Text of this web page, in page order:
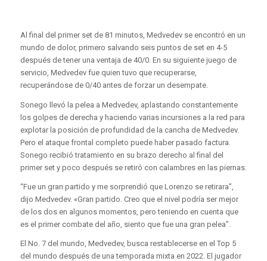
Al final del primer set de 81 minutos, Medvedev se encontró en un
mundo de dolor, primero salvando seis puntos de set en 4-5
después de tener una ventaja de 40/0. En su siguiente juego de
servicio, Medvedev fue quien tuvo que recuperarse,
recuperándose de 0/40 antes de forzar un desempate.
Sonego llevó la pelea a Medvedev, aplastando constantemente
los golpes de derecha y haciendo varias incursiones a la red para
explotar la posición de profundidad de la cancha de Medvedev.
Pero el ataque frontal completo puede haber pasado factura.
Sonego recibió tratamiento en su brazo derecho al final del
primer set y poco después se retiró con calambres en las piernas.
“Fue un gran partido y me sorprendió que Lorenzo se retirara”,
dijo Medvedev. «Gran partido. Creo que el nivel podría ser mejor
de los dos en algunos momentos, pero teniendo en cuenta que
es el primer combate del año, siento que fue una gran pelea”.
El No. 7 del mundo, Medvedev, busca restablecerse en el Top 5
del mundo después de una temporada mixta en 2022. El jugador